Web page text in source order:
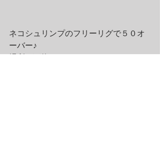
ネコシュリンプのフリーリグで５０オ
ーバー♪
場所は下物！